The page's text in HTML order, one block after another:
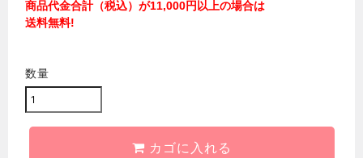
商品代金合計（税込）が11,000円以上の場合は
送料無料!
数量
カゴに入れる